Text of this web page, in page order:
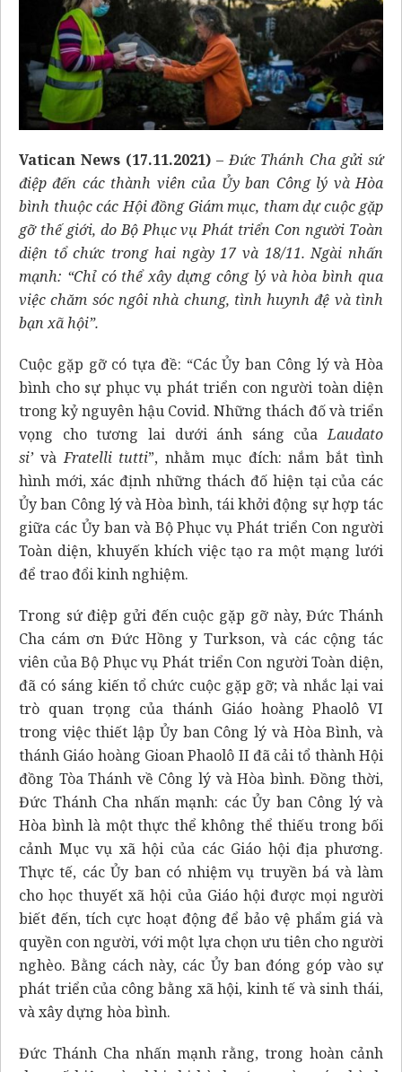
Vatican News (17.11.2021)–Đức Thánh Cha gửi sứ
điệp đến các thành viên của Ủy ban Công lý và Hòa
bình thuộc các Hội đồng Giám mục, tham dự cuộc gặp
gỡ thế giới, do Bộ Phục vụ Phát triển Con người Toàn
diện tổ chức trong hai ngày 17 và 18/11. Ngài nhấn
mạnh: “Chỉ có thể xây dựng công lý và hòa bình qua
việc chăm sóc ngôi nhà chung, tình huynh đệ và tình
bạn xã hội”.
Cuộc gặp gỡ có tựa đề: “Các Ủy ban Công lý và Hòa
bình cho sự phục vụ phát triển con người toàn diện
trong kỷ nguyên hậu Covid. Những thách đố và triển
vọng cho tương lai dưới ánh sáng củaLaudato
si’ vàFratelli tutti”, nhằm mục đích: nắm bắt tình
hình mới, xác định những thách đố hiện tại của các
Ủy ban Công lý và Hòa bình, tái khởi động sự hợp tác
giữa các Ủy ban và Bộ Phục vụ Phát triển Con người
Toàn diện, khuyến khích việc tạo ra một mạng lưới
để trao đổi kinh nghiệm.
Trong sứ điệp gửi đến cuộc gặp gỡ này, Đức Thánh
Cha cám ơn Đức Hồng y Turkson, và các cộng tác
viên của Bộ Phục vụ Phát triển Con người Toàn diện,
đã có sáng kiến tổ chức cuộc gặp gỡ; và nhắc lại vai
trò quan trọng của thánh Giáo hoàng Phaolô VI
trong việc thiết lập Ủy ban Công lý và Hòa Bình, và
thánh Giáo hoàng Gioan Phaolô II đã cải tổ thành Hội
đồng Tòa Thánh về Công lý và Hòa bình. Đồng thời,
Đức Thánh Cha nhấn mạnh: các Ủy ban Công lý và
Hòa bình là một thực thể không thể thiếu trong bối
cảnh Mục vụ xã hội của các Giáo hội địa phương.
Thực tế, các Ủy ban có nhiệm vụ truyền bá và làm
cho học thuyết xã hội của Giáo hội được mọi người
biết đến, tích cực hoạt động để bảo vệ phẩm giá và
quyền con người, với một lựa chọn ưu tiên cho người
nghèo. Bằng cách này, các Ủy ban đóng góp vào sự
phát triển của công bằng xã hội, kinh tế và sinh thái,
và xây dựng hòa bình.
Đức Thánh Cha nhấn mạnh rằng, trong hoàn cảnh